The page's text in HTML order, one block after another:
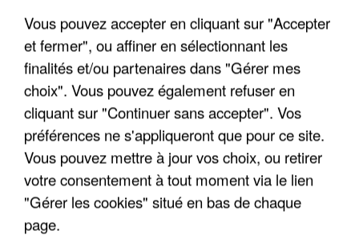
UN SECOND CADRE DE LA DZ MAFIA
INTERPELLÉ EN ALGÉRIE
Vous pouvez accepter en cliquant sur "Accepter
et fermer", ou affiner en sélectionnant les
finalités et/ou partenaires dans "Gérer mes
choix". Vous pouvez également refuser en
cliquant sur "Continuer sans accepter". Vos
préférences ne s'appliqueront que pour ce site.
Vous pouvez mettre à jour vos choix, ou retirer
votre consentement à tout moment via le lien
"Gérer les cookies" situé en bas de chaque
page.